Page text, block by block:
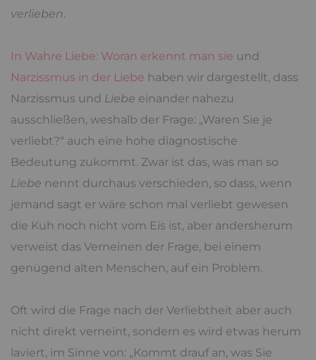
verlieben.
In Wahre Liebe: Woran erkennt man sie und
Narzissmus in der Liebe haben wir dargestellt, dass
Narzissmus und Liebe einander nahezu
ausschließen, weshalb der Frage: „Waren Sie je
verliebt?“ auch eine hohe diagnostische
Bedeutung zukommt. Zwar ist das, was man so
Liebe nennt durchaus verschieden, so dass, wenn
jemand sagt er wäre schon mal verliebt gewesen
die Kuh noch nicht vom Eis ist, aber andersherum
verweist das Verneinen der Frage, bei einem
genügend alten Menschen, auf ein Problem.
Oft wird die Frage nach der Verliebtheit aber auch
nicht direkt verneint, sondern es wird etwas herum
laviert, im Sinne von: „Kommt drauf an, was Sie